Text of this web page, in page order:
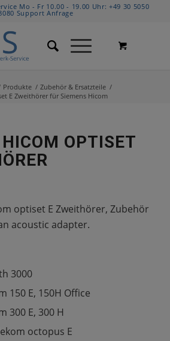
Mo - Fr 10.00 - 19.00 Uhr:+49 30 5050
Support Anfrage
Produkte / Zubehör & Ersatzteile /
E Zweithörer für Siemens Hicom
OPTISET
optiset E Zweithörer, Zubehör
acoustic adapter.
3000
150 E, 150H Office
300 E, 300 H
octopus E